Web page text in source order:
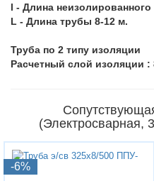
l - Длина неизолированного
L - Длина трубы 8-12 м.
Труба по 2 типу изоляции
Расчетный слой изоляции :
(Электросварная,
-6%